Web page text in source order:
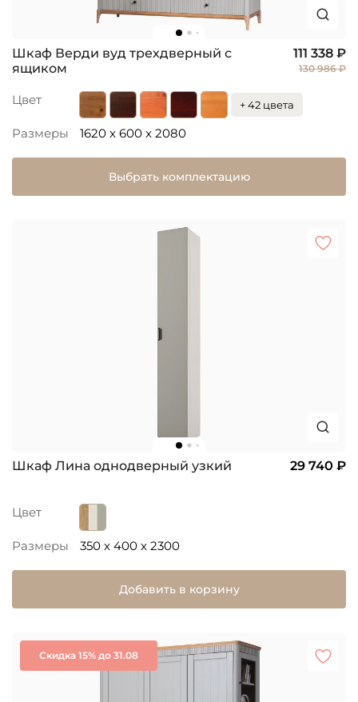
Шкаф Верди вуд трехдверный с
ящиком
111 338 ₽
130 986 ₽
Цвет + 42 цвета
Размеры 1620 x 600 x 2080
Выбрать комплектацию
Шкаф Лина однодверный узкий 29 740 ₽
Цвет
Размеры 350 x 400 x 2300
Добавить в корзину
Скидка 15% до 31.08